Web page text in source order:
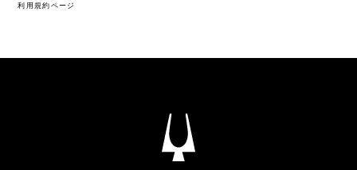
利用規約ページ